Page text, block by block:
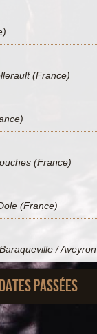
(France)
(France)
(France)
Baraqueville / Aveyron
Dates passées